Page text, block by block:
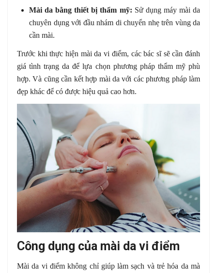
Mài da bằng thiết bị thẩm mỹ: Sử dụng máy mài da
chuyên dụng với đầu nhám di chuyển nhẹ trên vùng da
cần mài.
Trước khi thực hiện mài da vi điểm, các bác sĩ sẽ cần đánh
giá tình trạng da để lựa chọn phương pháp thẩm mỹ phù
hợp. Và cũng cần kết hợp mài da với các phương pháp làm
đẹp khác để có được hiệu quả cao hơn.
Công dụng của mài da vi điểm
Mài da vi điểm không chỉ giúp làm sạch và trẻ hóa da mà